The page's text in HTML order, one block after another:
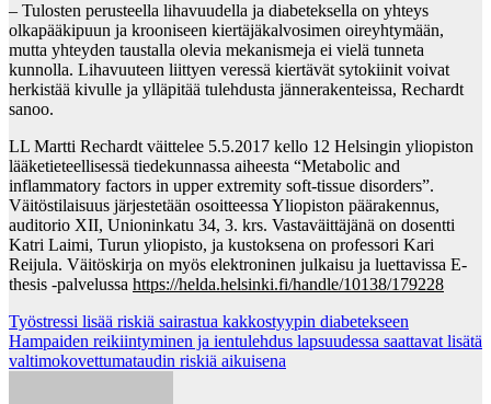
– Tulosten perusteella lihavuudella ja diabeteksella on yhteys
olkapääkipuun ja krooniseen kiertäjäkalvosimen oireyhtymään,
mutta yhteyden taustalla olevia mekanismeja ei vielä tunneta
kunnolla. Lihavuuteen liittyen veressä kiertävät sytokiinit voivat
herkistää kivulle ja ylläpitää tulehdusta jännerakenteissa, Rechardt
sanoo.
LL Martti Rechardt väittelee 5.5.2017 kello 12 Helsingin yliopiston
lääketieteellisessä tiedekunnassa aiheesta “Metabolic and
inflammatory factors in upper extremity soft-tissue disorders”.
Väitöstilaisuus järjestetään osoitteessa Yliopiston päärakennus,
auditorio XII, Unioninkatu 34, 3. krs. Vastaväittäjänä on dosentti
Katri Laimi, Turun yliopisto, ja kustoksena on professori Kari
Reijula. Väitöskirja on myös elektroninen julkaisu ja luettavissa E-
thesis -palvelussa https://helda.helsinki.fi/handle/10138/179228
Post
navigation
Työstressi lisää riskiä sairastua kakkostyypin diabetekseen
Hampaiden reikiintyminen ja ientulehdus lapsuudessa saattavat lisätä
valtimokovettumataudin riskiä aikuisena